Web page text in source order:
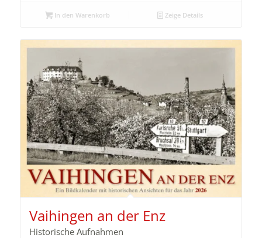
In den Warenkorb Zeige Details
Vaihingen an der Enz
Historische Aufnahmen